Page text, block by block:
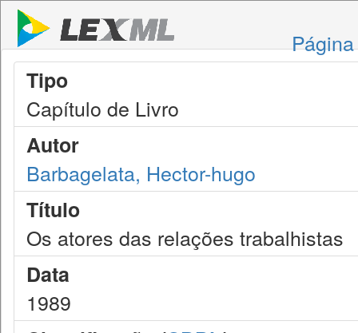
Tipo
Capítulo de Livro
Autor
Barbagelata, Hector-hugo
Título
Os atores das relações trabalhistas
Data
1989